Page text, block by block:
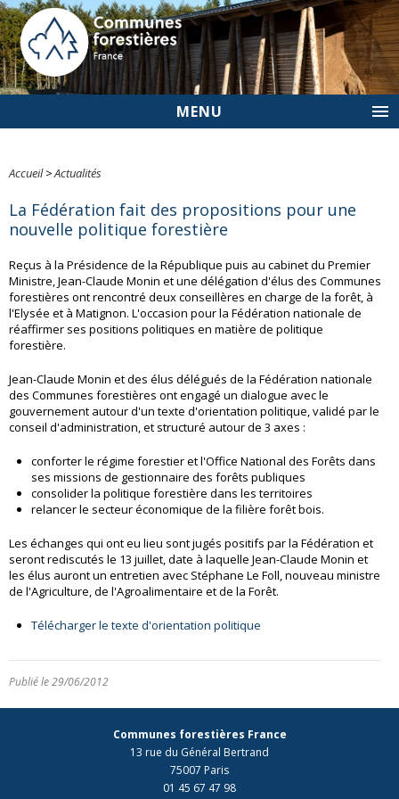
MENU
Accueil>Actualités
La Fédération fait des propositions pour une
nouvelle politique forestière
Reçus à la Présidence de la République puis au cabinet du Premier
Ministre, Jean-Claude Monin et une délégation d'élus des Communes
forestières ont rencontré deux conseillères en charge de la forêt, à
l'Elysée et à Matignon. L'occasion pour la Fédération nationale de
réaffirmer ses positions politiques en matière de politique
forestière.
Jean-Claude Monin et des élus délégués de la Fédération nationale
des Communes forestières ont engagé un dialogue avec le
gouvernement autour d'un texte d'orientation politique, validé par le
conseil d'administration, et structuré autour de 3 axes :
conforter le régime forestier et l'Office National des Forêts dans
ses missions de gestionnaire des forêts publiques
consolider la politique forestière dans les territoires
relancer le secteur économique de la filière forêt bois.
Les échanges qui ont eu lieu sont jugés positifs par la Fédération et
seront rediscutés le 13 juillet, date à laquelle Jean-Claude Monin et
les élus auront un entretien avec Stéphane Le Foll, nouveau ministre
de l'Agriculture, de l'Agroalimentaire et de la Forêt.
Télécharger le texte d'orientation politique
Publié le 29/06/2012
Communes forestières France
13 rue du Général Bertrand
75007 Paris
01 45 67 47 98